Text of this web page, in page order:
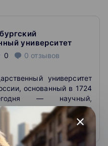
университет
0 0 отзывов
университет
основанный в 1724
— научный,
центр мирового
входящий во все
вузов. В номинации
QS Graduate
close